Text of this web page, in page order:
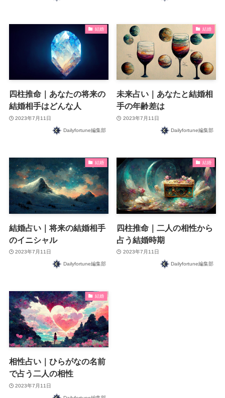
結婚
四柱推命｜あなたの将来の
結婚相手はどんな人
2023年7月11日
Dailyfortune編集部
結婚
未来占い｜あなたと結婚相
手の年齢差は
2023年7月11日
Dailyfortune編集部
結婚
結婚占い｜将来の結婚相手
のイニシャル
2023年7月11日
Dailyfortune編集部
結婚
四柱推命｜二人の相性から
占う結婚時期
2023年7月11日
Dailyfortune編集部
結婚
相性占い｜ひらがなの名前
で占う二人の相性
2023年7月11日